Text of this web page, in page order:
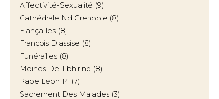
Affectivité-Sexualité (9)
Cathédrale Nd Grenoble (8)
Fiançailles (8)
François D'assise (8)
Funérailles (8)
Moines De Tibhirine (8)
Pape Léon 14 (7)
Sacrement Des Malades (3)